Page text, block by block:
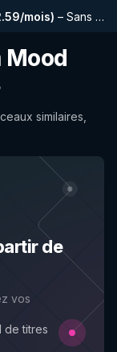
mois) – Sans publicité, playlists plus longues, historique complet et accès anticipé aux nouvelles fonctionnalités
Mood
similaires,
de
vos
de titres